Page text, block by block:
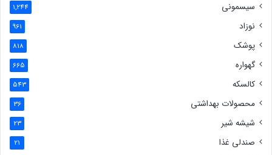
سیسمونی 1,244
نوزاد 961
پوشک 818
گهواره 665
کالسکه 543
محصولات بهداشتی 36
شیشه شیر 23
صندلی غذا 21